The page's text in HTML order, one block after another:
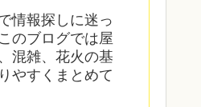
情報探しに迷っ
のブログでは屋
混雑、花火の基
やすくまとめて